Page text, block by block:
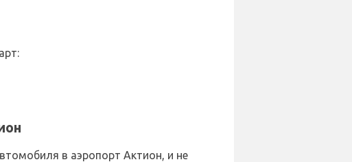
в аэропорт Актион, и не